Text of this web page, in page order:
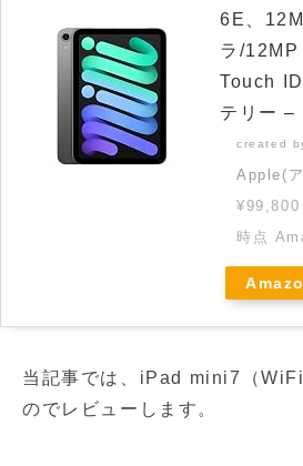
6E、
ラ/12MP
Touch
テリー ‒
created
Apple(
¥99,800
時点
当記事では、iPad mini7（
のでレビューします。